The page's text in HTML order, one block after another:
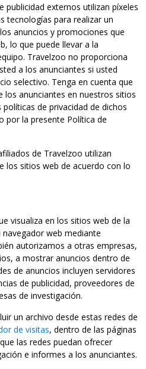
publicidad externos utilizan píxeles
tecnologías para realizar un
anuncios y promociones que
lo que puede llevar a la
Travelzoo no proporciona
a los anunciantes si usted
selectivo. Tenga en cuenta que
los anunciantes en nuestros sitios
de privacidad de dichos
por la presente Política de
de Travelzoo utilizan
los sitios web de acuerdo con lo
visualiza en los sitios web de la
web mediante
autorizamos a otras empresas,
a mostrar anuncios dentro de
de anuncios incluyen servidores
de publicidad, proveedores de
de investigación.
un archivo desde estas redes de
de visitas, dentro de las páginas
las redes puedan ofrecer
e informes a los anunciantes.